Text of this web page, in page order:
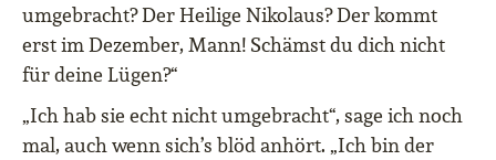
umgebracht? Der Heilige Nikolaus? Der kommt
erst im Dezember, Mann! Schämst du dich nicht
für deine Lügen?“
„Ich hab sie echt nicht umgebracht“, sage ich noch
mal, auch wenn sich’s blöd anhört. „Ich bin der